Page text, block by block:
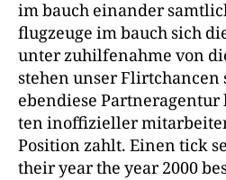
im bauch einander
flugzeuge im bauch sich
unter zuhilfenahme von
stehen unser Flirtchancen
ebendiese
ten inoffizieller
Position zahlt. Einen tick
their year the year 2000